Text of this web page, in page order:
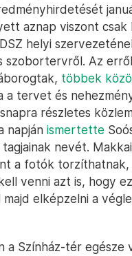
aznap viszont csak
helyi
szobortervről. Az
többek
tervet és
részletes
napján ismertette
nevét.
a fotók
venni azt is, hogy
elképzelni a
a Színház-tér